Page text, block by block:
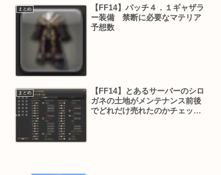
まとめ
【FF14】パッチ４．１ギャザラ
ー装備 禁断に必要なマテリア
予想数
まとめ
【FF14】とあるサーバーのシロ
ガネの土地がメンテナンス前後
でどれだけ売れたのかチェック